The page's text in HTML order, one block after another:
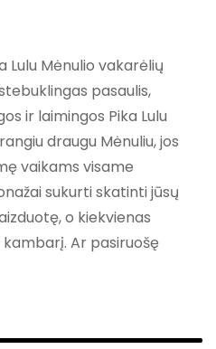
Lulu Mėnulio vakarėlių
pasaulis,
ir laimingos Pika Lulu
draugu Mėnuliu, jos
vaikams visame
sukurti skatinti jūsų
o kiekvienas
Ar pasiruošę